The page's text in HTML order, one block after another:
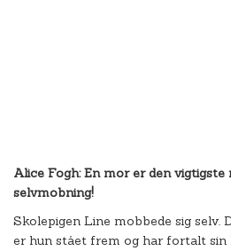
Alice Fogh: En mor er den
selvmobning!
Skolepigen Line mobbede sig selv.
er hun stået frem og har fortalt sin